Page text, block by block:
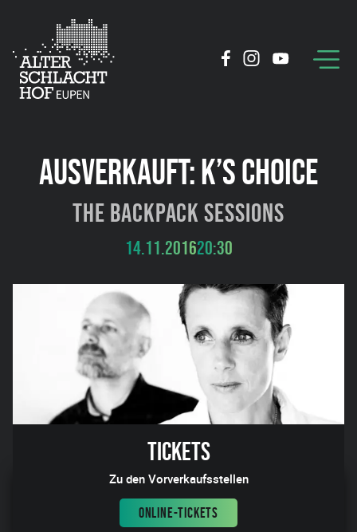
AUSVERKAUFT: K’S CHOICE
The Backpack Sessions
14.11.201620:30
Tickets
Zu den Vorverkaufsstellen
ONLINE-TICKETS